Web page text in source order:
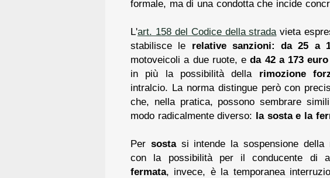
formale, ma di una condotta che incide
L'art. 158 del Codice della strada vieta
stabilisce le relative sanzioni: da 25 a
motoveicoli a due ruote, eda 42 a 173 euro
in più la possibilità della rimozione
intralcio. La norma distingue però con
che, nella pratica, possono sembrare
modo radicalmente diverso: la sosta e la
Per sosta si intende la sospensione della
con la possibilità per il conducente di
fermata, invece, è la temporanea